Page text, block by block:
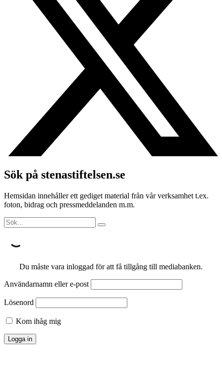
Sök på stenastiftelsen.se
Hemsidan innehåller ett gediget material från vår verksamhet t.ex.
foton, bidrag och pressmeddelanden m.m.
Du måste vara inloggad för att få tillgång till mediabanken.
Användarnamn eller e-post
Lösenord
Kom ihåg mig